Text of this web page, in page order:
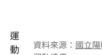
運
動
資料來源： 國立